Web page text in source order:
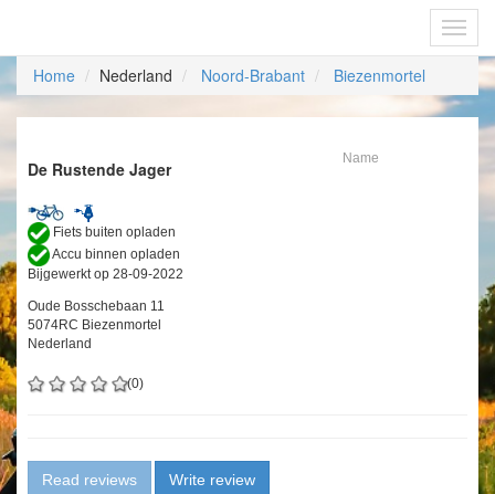
Home Nederland Noord-Brabant Biezenmortel
De Rustende Jager Name
Fiets buiten opladen
Accu binnen opladen
Bijgewerkt op 28-09-2022
Oude Bosschebaan 11
5074RC Biezenmortel
Nederland
(0)
Read reviews Write review